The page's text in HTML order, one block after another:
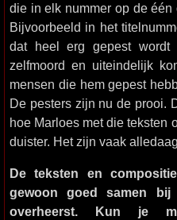
die in elk nummer op de één
Bijvoorbeeld in het
dat heel erg gepest
zelfmoord en uiteindelijk
mensen die hem gepest
De pesters zijn nu de prooi.
hoe Marloes met die teksten
duister. Het zijn vaak
De teksten en
gewoon goed samen
overheerst. Kun je